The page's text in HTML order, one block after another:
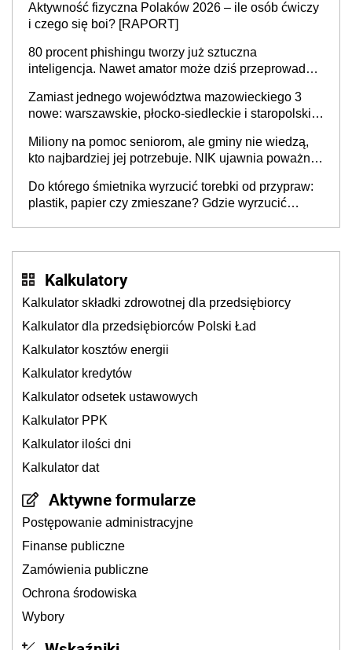
sprawy
Aktywność fizyczna Polaków 2026 – ile osób ćwiczy
i czego się boi? [RAPORT]
80 procent phishingu tworzy już sztuczna
inteligencja. Nawet amator może dziś przeprowadzić
Zamiast jednego województwa mazowieckiego 3
nowe: warszawskie, płocko-siedleckie i staropolskie.
stołecznych
Miliony na pomoc seniorom, ale gminy nie wiedzą,
kto najbardziej jej potrzebuje. NIK ujawnia poważną
Do którego śmietnika wyrzucić torebki od przypraw:
plastik, papier czy zmieszane? Gdzie wyrzucić
Kalkulatory
Kalkulator składki zdrowotnej dla przedsiębiorcy
Kalkulator dla przedsiębiorców Polski Ład
Kalkulator kosztów energii
Kalkulator kredytów
Kalkulator odsetek ustawowych
Kalkulator PPK
Kalkulator ilości dni
Kalkulator dat
Aktywne formularze
Postępowanie administracyjne
Finanse publiczne
Zamówienia publiczne
Ochrona środowiska
Wybory